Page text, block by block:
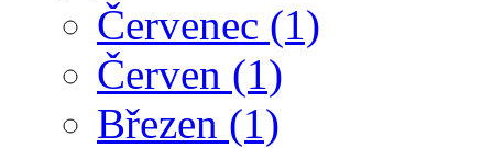
Červenec (1)
Červen (1)
Březen (1)